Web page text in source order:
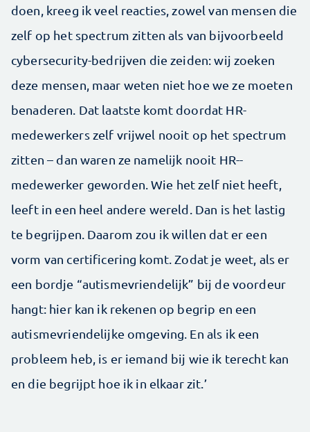
doen, kreeg ik veel reacties, zowel van mensen die
zelf op het spectrum zitten als van bijvoorbeeld
cybersecurity-­bedrijven die zeiden: wij zoeken
deze mensen, maar weten niet hoe we ze moeten
benaderen. Dat laatste komt doordat HR-
medewerkers zelf vrijwel nooit op het spectrum
zitten – dan waren ze namelijk nooit HR-­
medewerker ­geworden. Wie het zelf niet heeft,
leeft in een heel andere wereld. Dan is het lastig
te begrijpen. Daarom zou ik willen dat er een
vorm van certificering komt. ­Zodat je weet, als er
een bordje “autismevriendelijk” bij de voordeur
hangt: hier kan ik rekenen op begrip en een
autisme­vriendelijke omgeving. En als ik een
probleem heb, is er iemand bij wie ik terecht kan
en die begrijpt hoe ik in elkaar zit.’